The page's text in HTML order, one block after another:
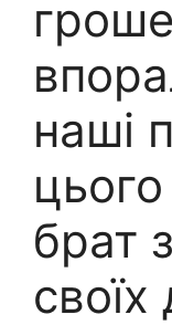
наші
брат
своїх